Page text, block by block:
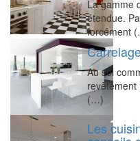
La gamme
étendue.
forcément
Au sol
(…)
Les